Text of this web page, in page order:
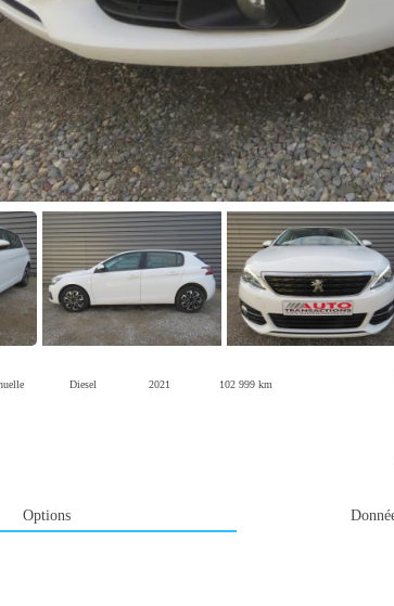
Diesel 2021 102 999 km
Options